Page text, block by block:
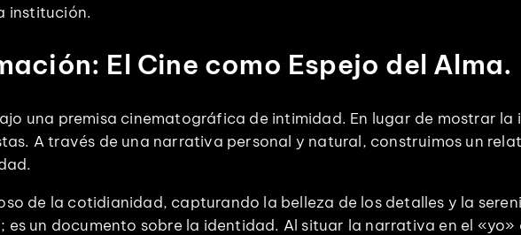
institución.
El Cine como Espejo del Alma.
una premisa cinematográfica de intimidad. En lugar de mostrar
A través de una narrativa personal y natural, construimos un
de la cotidianidad, capturando la belleza de los detalles y la
es un documento sobre la identidad. Al situar la narrativa en el «yo»